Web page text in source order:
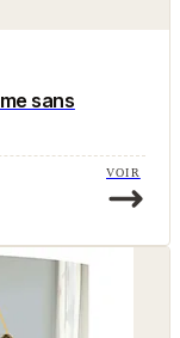
sans
VOIR